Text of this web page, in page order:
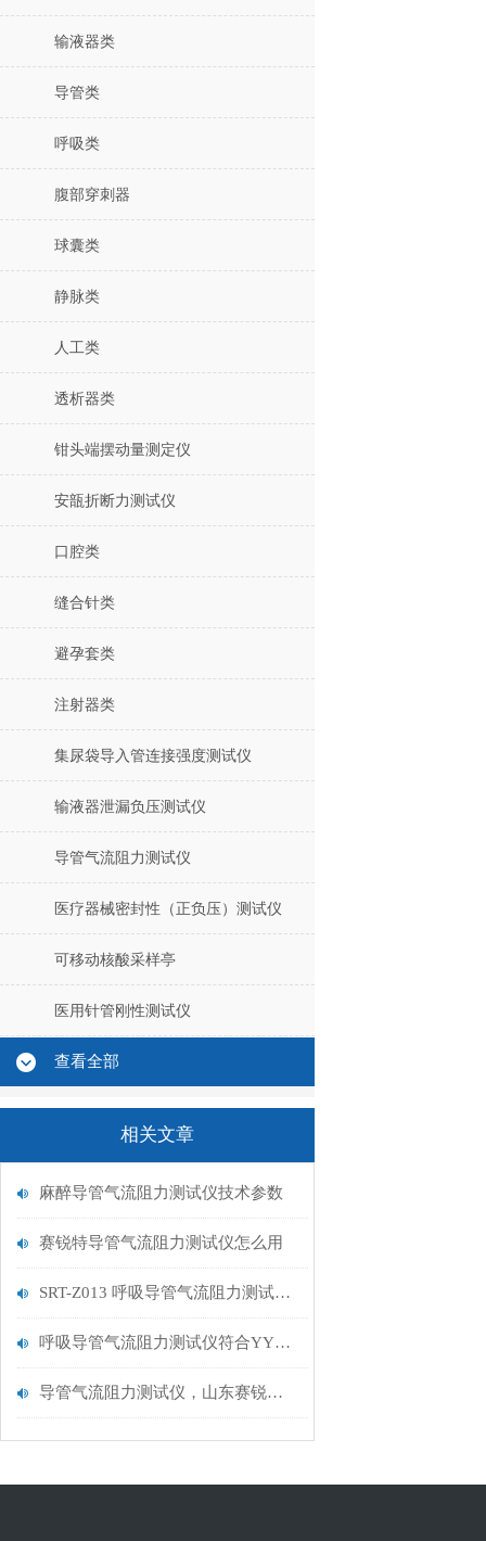
输液器类
导管类
呼吸类
腹部穿刺器
球囊类
静脉类
人工类
透析器类
钳头端摆动量测定仪
安瓿折断力测试仪
口腔类
缝合针类
避孕套类
注射器类
集尿袋导入管连接强度测试仪
输液器泄漏负压测试仪
导管气流阻力测试仪
医疗器械密封性（正负压）测试仪
可移动核酸采样亭
医用针管刚性测试仪
查看全部
相关文章
麻醉导管气流阻力测试仪技术参数
赛锐特导管气流阻力测试仪怎么用
SRT-Z013 呼吸导管气流阻力测试仪 符合什么标准 山东赛锐特
呼吸导管气流阻力测试仪符合YY0461-2003工作原理山东赛锐特
导管气流阻力测试仪，山东赛锐特帮你解决选择困难症